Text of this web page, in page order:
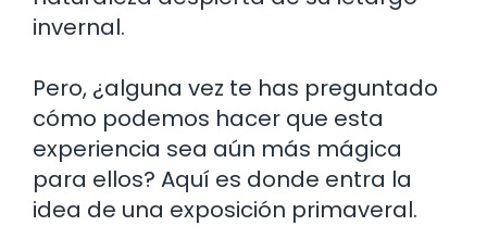
invernal.
Pero, ¿alguna vez te has preguntado
cómo podemos hacer que esta
experiencia sea aún más mágica
para ellos? Aquí es donde entra la
idea de una exposición primaveral.